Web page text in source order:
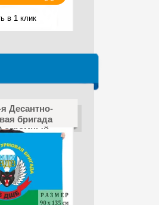
в 1 клик
Десантно-
бригада
огромный